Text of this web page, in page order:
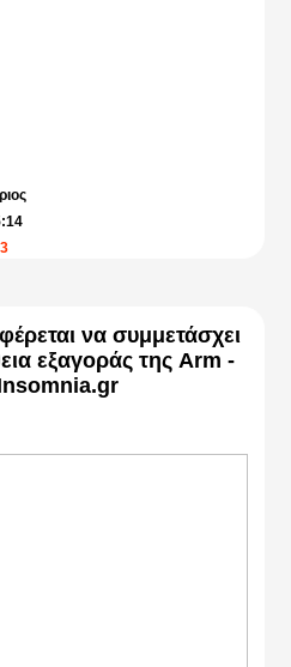
να συμμετάσχει
εξαγοράς της Arm -